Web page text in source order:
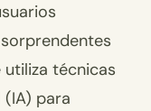
técnicas
para